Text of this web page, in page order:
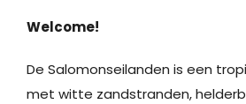
Welcome!
De Salomonseilanden is een
met witte zandstranden,